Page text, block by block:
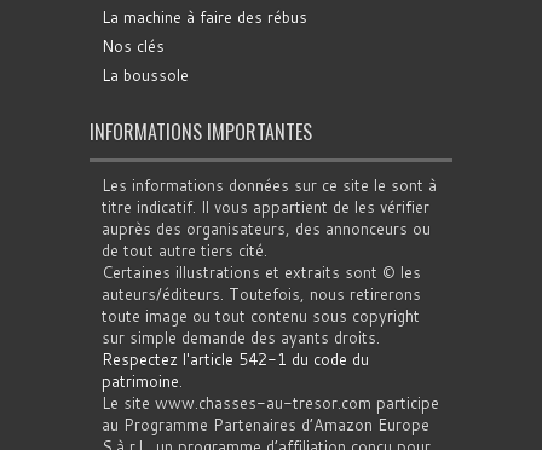
La machine à faire des rébus
Nos clés
La boussole
INFORMATIONS IMPORTANTES
Les informations données sur ce site le sont à
titre indicatif. Il vous appartient de les vérifier
auprès des organisateurs, des annonceurs ou
de tout autre tiers cité.
Certaines illustrations et extraits sont © les
auteurs/éditeurs. Toutefois, nous retirerons
toute image ou tout contenu sous copyright
sur simple demande des ayants droits.
Respectez l'article 542-1 du code du
patrimoine.
Le site www.chasses-au-tresor.com participe
au Programme Partenaires d’Amazon Europe